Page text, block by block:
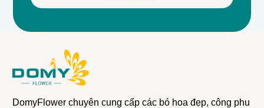
DomyFlower chuyên cung cấp các bó hoa đẹp, công phu